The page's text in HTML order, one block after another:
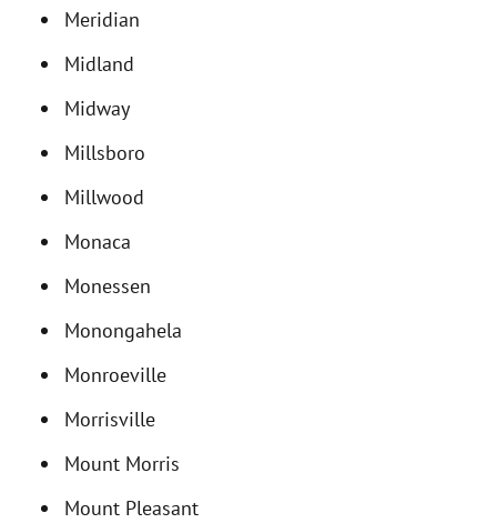
Meridian
Midland
Midway
Millsboro
Millwood
Monaca
Monessen
Monongahela
Monroeville
Morrisville
Mount Morris
Mount Pleasant